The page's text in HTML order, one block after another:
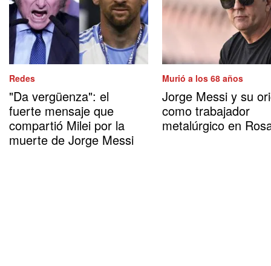
Redes
"Da vergüenza": el
fuerte mensaje que
compartió Milei por la
muerte de Jorge Messi
Murió a los 68 años
Jorge Messi y su
como trabajador
metalúrgico en